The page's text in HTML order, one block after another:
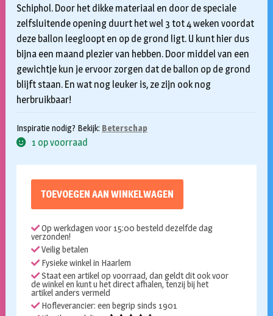
Schiphol. Door het dikke materiaal en door de speciale
zelfsluitende opening duurt het wel 3 tot 4 weken voordat
deze ballon leegloopt en op de grond ligt. U kunt hier dus
bijna een maand plezier van hebben. Door middel van een
gewichtje kun je ervoor zorgen dat de ballon op de grond
blijft staan. En wat nog leuker is, ze zijn ook nog
herbruikbaar!
Inspiratie nodig? Bekijk: Beterschap
1 op voorraad
TOEVOEGEN AAN WINKELWAGEN
Op werkdagen voor 15:00 besteld dezelfde dag
verzonden!
Veilig betalen
Fysieke winkel in Haarlem
Staat een artikel op voorraad, dan geldt dit ook voor
de winkel en kunt u het direct afhalen, tenzij bij het
artikel anders vermeld
Hofleverancier: een begrip sinds 1901